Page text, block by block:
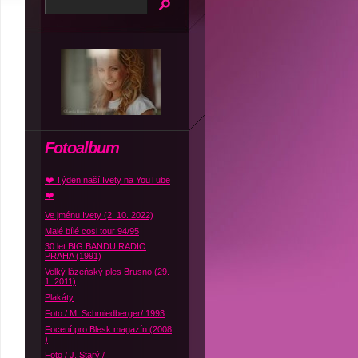
Fotoalbum
❤️ Týden naší Ivety na YouTube
❤️
Ve jménu Ivety (2. 10. 2022)
Malé bílé cosi tour 94/95
30 let BIG BANDU RADIO
PRAHA (1991)
Velký lázeňský ples Brusno (29.
1. 2011)
Plakáty
Foto / M. Schmiedberger/ 1993
Focení pro Blesk magazín (2008
)
Foto / J. Starý /